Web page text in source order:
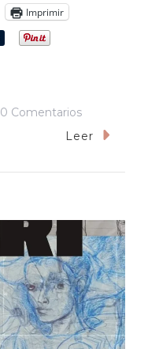
Imprimir
0 ComentariosEn
Don
Héroe
De
La
Cultura
Sonorense
Que
Leer